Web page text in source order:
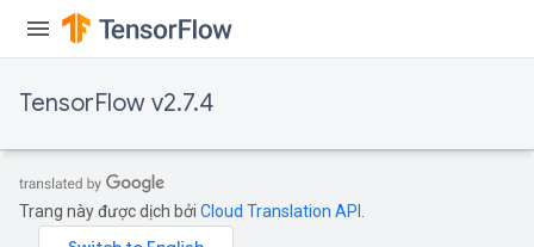
TensorFlow v2.7.4
Trang này được dịch bởi Cloud Translation API